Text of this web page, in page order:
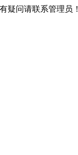
疑问请联系管理员！